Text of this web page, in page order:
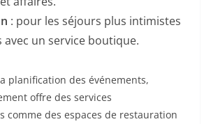
: pour les séjours plus intimistes
avec un service boutique.
planification des événements,
offre des services
comme des espaces de restauration